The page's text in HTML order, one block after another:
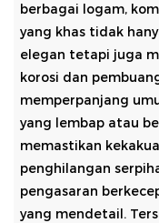
berbagai logam,
yang khas tidak
elegan tetapi juga
korosi dan
memperpanjang
yang lembap atau
memastikan
penghilangan
pengasaran
yang mendetail.